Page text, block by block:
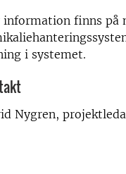
information finns på
i systemet.
Nygren,